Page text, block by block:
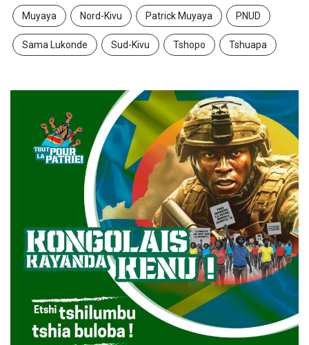
Muyaya Nord-Kivu Patrick Muyaya PNUD
Sama Lukonde Sud-Kivu Tshopo Tshuapa